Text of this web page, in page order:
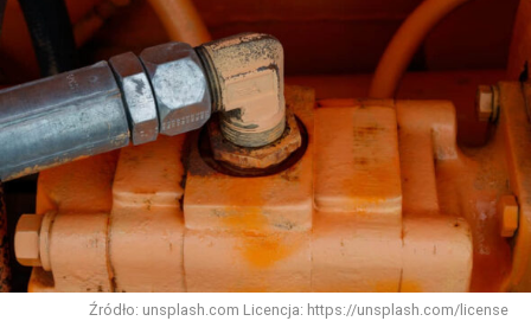
Źródło: unsplash.com Licencja: https://unsplash.com/license